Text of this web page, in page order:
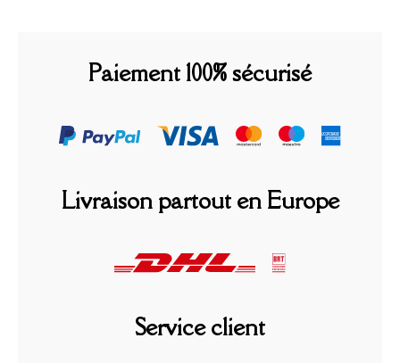
Paiement 100% sécurisé
Livraison partout en Europe
Service client